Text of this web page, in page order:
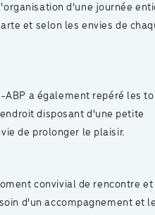
d'une journée
et selon les envies de
ABP a également repéré les
disposant d'une petite
de prolonger le plaisir.
convivial de rencontre et
d'un accompagnement et le